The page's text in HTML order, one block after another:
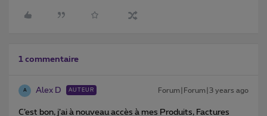
1 commentaire
A Alex D AUTEUR Forum|Forum|3 years ago
C’est bon, j’ai à nouveau accès à mes Produits, Factures